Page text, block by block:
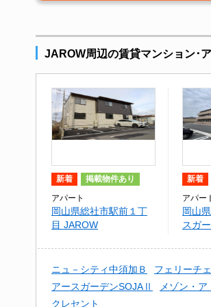
JAROW周辺の賃貸マンション･
新着 掲載物件あり
アパート
岡山県総社市駅前１丁
目 JAROW
新着
アパー
岡山
スガ
ニュ－シティ中須加Ｂ
フェリーチ
アースガーデンSOJAⅡ
メゾン・
クレセント